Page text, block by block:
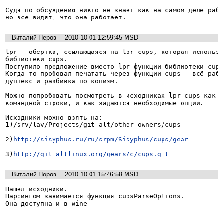
Судя по обсуждению никто не знает как на самом деле
но все видят, что она работает.
Виталий Перов
2010-10-01 12:59:45 MSD
lpr - обёртка, ссылающаяся на lpr-cups, которая
библиотеки cups.
Поступило предложение вместо lpr функции библиотеки
Когда-то пробовал печатать через функции cups - всё
дуплекс и разбивка по копиям.
Можно попробовать посмотреть в исходниках lpr-cups как
командной строки, и как задаются необходимые опции.
Исходники можно взять на:
1)/srv/lav/Projects/git-alt/other-owners/cups
2) http://sisyphus.ru/ru/srpm/Sisyphus/cups/gear
3) http://git.altlinux.org/gears/c/cups.git
Виталий Перов
2010-10-01 15:46:59 MSD
Нашёл исходники.
Парсингом занимается функция cupsParseOptions.
Она доступна и в wine